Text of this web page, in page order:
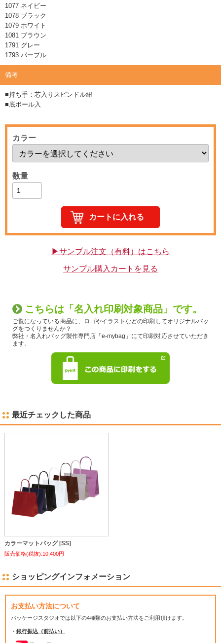
1077 ネイビー
1078 ブラック
1079 ホワイト
1081 ブラウン
1791 グレー
1793 パープル
備考
■持ち手：芯入りスピンドル紐
■底ボール入
カラー
数量
▶サンプル注文（有料）はこちら
サンプル購入カートを見る
こちらは「名入れ印刷対象商品」です。
ご覧になっている商品に、ロゴやイラストなどの印刷してオリジナルバッ
グをつくりませんか？
弊社・名入れバッグ製作専門店「e-mybag」にて印刷対応させていただき
ます。
最近チェックした商品
カラーマットバッグ [SS]
販売価格(税抜):10,400円
ショッピングインフォメーション
お支払い方法について
パッケージスタジオでは以下の4種類のお支払い方法をご利用頂けます。
・ 銀行振込（前払い）